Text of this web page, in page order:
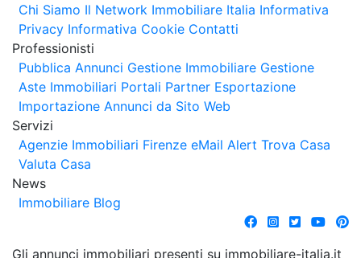
Chi Siamo Il Network Immobiliare Italia Informativa
Privacy Informativa Cookie Contatti
Professionisti
Pubblica Annunci Gestione Immobiliare Gestione
Aste Immobiliari Portali Partner Esportazione
Importazione Annunci da Sito Web
Servizi
Agenzie Immobiliari Firenze eMail Alert Trova Casa
Valuta Casa
News
Immobiliare Blog
Gli annunci immobiliari presenti su immobiliare-italia.it